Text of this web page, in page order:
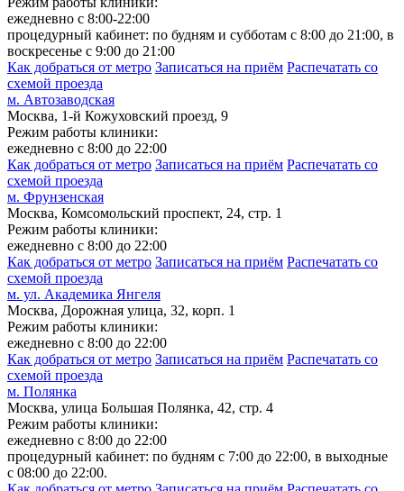
ежедневно с 8:00-22:00
процедурный кабинет: по будням и субботам с 8:00 до 21:00, в
воскресенье с 9:00 до 21:00
Как добраться от метро Записаться на приём Распечатать со
схемой проезда
м. Автозаводская
Москва, 1-й Кожуховский проезд, 9
Режим работы клиники:
ежедневно с 8:00 до 22:00
Как добраться от метро Записаться на приём Распечатать со
схемой проезда
м. Фрунзенская
Москва, Комсомольский проспект, 24, стр. 1
Режим работы клиники:
ежедневно с 8:00 до 22:00
Как добраться от метро Записаться на приём Распечатать со
схемой проезда
м. ул. Академика Янгеля
Москва, Дорожная улица, 32, корп. 1
Режим работы клиники:
ежедневно с 8:00 до 22:00
Как добраться от метро Записаться на приём Распечатать со
схемой проезда
м. Полянка
Москва, улица Большая Полянка, 42, стр. 4
Режим работы клиники:
ежедневно с 8:00 до 22:00
процедурный кабинет: по будням с 7:00 до 22:00, в выходные
с 08:00 до 22:00.